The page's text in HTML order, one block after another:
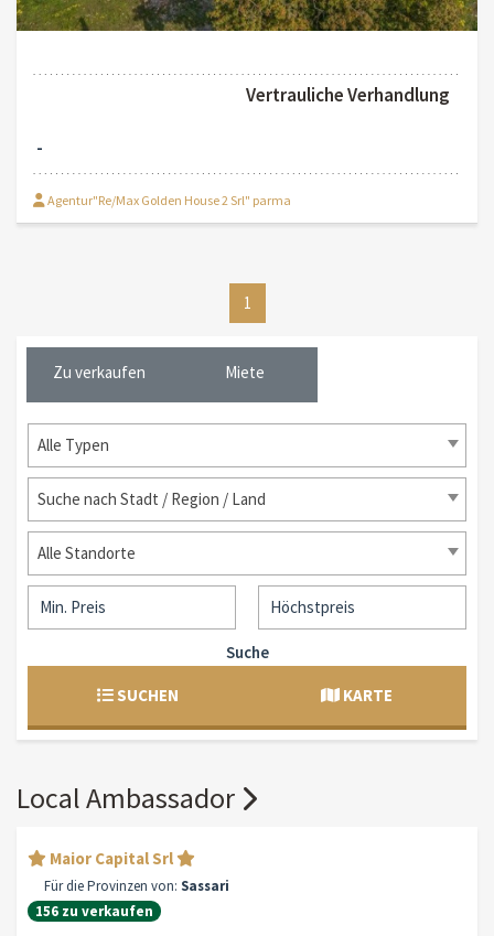
Vertrauliche Verhandlung
-
Agentur"Re/Max Golden House 2 Srl" parma
1
Zu verkaufen Miete
Alle Typen
Suche nach Stadt / Region / Land
Alle Standorte
Suche
SUCHEN KARTE
Local Ambassador
Maior Capital Srl
Für die Provinzen von: Sassari
156 zu verkaufen